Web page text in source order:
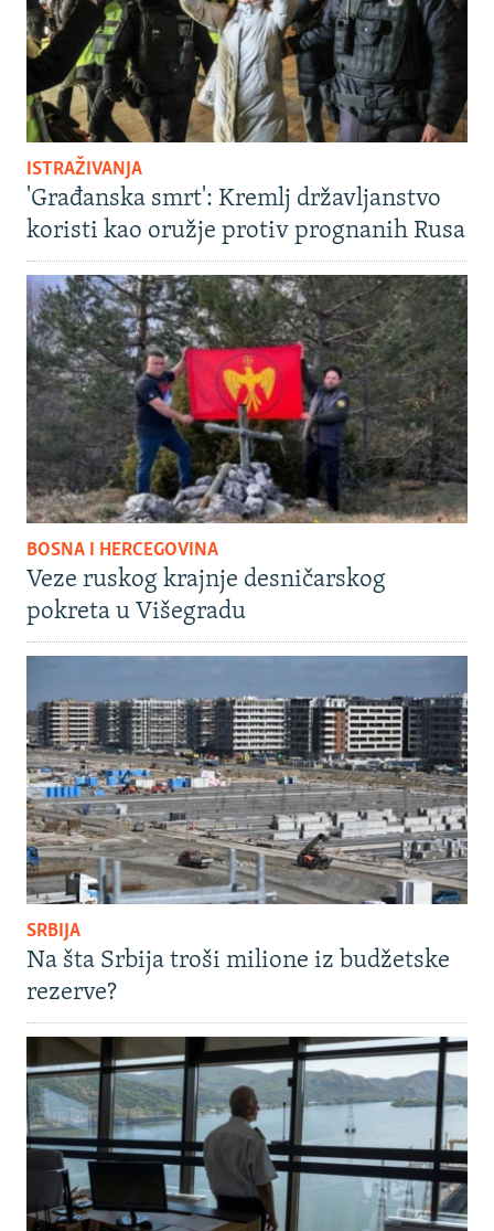
ISTRAŽIVANJA
'Građanska smrt': Kremlj državljanstvo
koristi kao oružje protiv prognanih Rusa
BOSNA I HERCEGOVINA
Veze ruskog krajnje desničarskog
pokreta u Višegradu
SRBIJA
Na šta Srbija troši milione iz budžetske
rezerve?